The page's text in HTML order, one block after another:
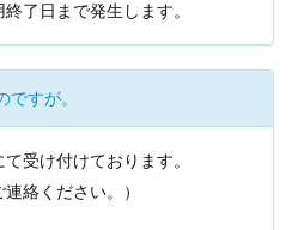
了日まで発生します。
すが。
受け付けております。
絡ください。）